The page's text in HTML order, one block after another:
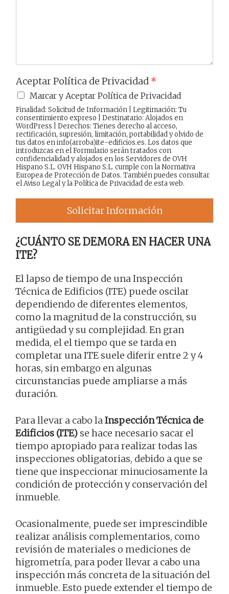
Aceptar Política de Privacidad *
Marcar y Aceptar Política de Privacidad
Finalidad: Solicitud de Información | Legitimación: Tu
consentimiento expreso | Destinatario: Alojados en
WordPress | Derechos: Tienes derecho al acceso,
rectificación, supresión, limitación, portabilidad y olvido de
tus datos en info(arroba)ite-edificios.es. Los datos que
introduzcas en el Formulario serán tratados con
confidencialidad y alojados en los Servidores de OVH
Hispano S.L. OVH Hispano S.L. cumple con la Normativa
Europea de Protección de Datos. También puedes consultar
elAviso Legaly laPolítica de Privacidadde esta web.
Solicitar Información
¿CUÁNTO SE DEMORA EN HACER UNA
ITE?
El lapso de tiempo de una Inspección
Técnica de Edificios (ITE) puede oscilar
dependiendo de diferentes elementos,
como la magnitud de la construcción, su
antigüedad y su complejidad. En gran
medida, el el tiempo que se tarda en
completar una ITE suele diferir entre 2 y 4
horas, sin embargo en algunas
circunstancias puede ampliarse a más
duración.
Para llevar a cabo laInspección Técnica de
Edificios (ITE) se hace necesario sacar el
tiempo apropiado para realizar todas las
inspecciones obligatorias, debido a que se
tiene que inspeccionar minuciosamente la
condición de protección y conservación del
inmueble.
Ocasionalmente, puede ser imprescindible
realizar análisis complementarios, como
revisión de materiales o mediciones de
higrometría, para poder llevar a cabo una
inspección más concreta de la situación del
inmueble. Esto puede extender el tiempo de